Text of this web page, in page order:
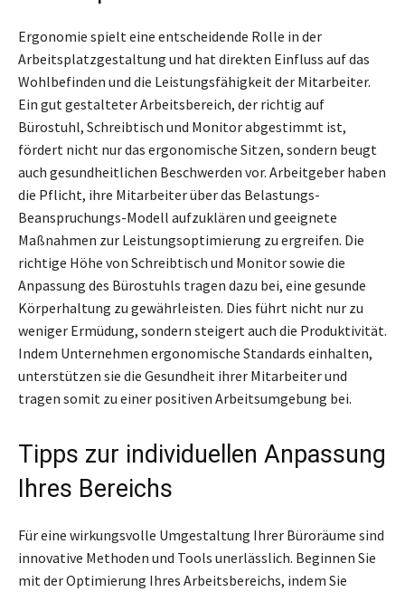
Ergonomie spielt eine entscheidende Rolle in der
Arbeitsplatzgestaltung und hat direkten Einfluss auf das
Wohlbefinden und die Leistungsfähigkeit der Mitarbeiter.
Ein gut gestalteter Arbeitsbereich, der richtig auf
Bürostuhl, Schreibtisch und Monitor abgestimmt ist,
fördert nicht nur das ergonomische Sitzen, sondern beugt
auch gesundheitlichen Beschwerden vor. Arbeitgeber haben
die Pflicht, ihre Mitarbeiter über das Belastungs-
Beanspruchungs-Modell aufzuklären und geeignete
Maßnahmen zur Leistungsoptimierung zu ergreifen. Die
richtige Höhe von Schreibtisch und Monitor sowie die
Anpassung des Bürostuhls tragen dazu bei, eine gesunde
Körperhaltung zu gewährleisten. Dies führt nicht nur zu
weniger Ermüdung, sondern steigert auch die Produktivität.
Indem Unternehmen ergonomische Standards einhalten,
unterstützen sie die Gesundheit ihrer Mitarbeiter und
tragen somit zu einer positiven Arbeitsumgebung bei.
Tipps zur individuellen Anpassung
Ihres Bereichs
Für eine wirkungsvolle Umgestaltung Ihrer Büroräume sind
innovative Methoden und Tools unerlässlich. Beginnen Sie
mit der Optimierung Ihres Arbeitsbereichs, indem Sie